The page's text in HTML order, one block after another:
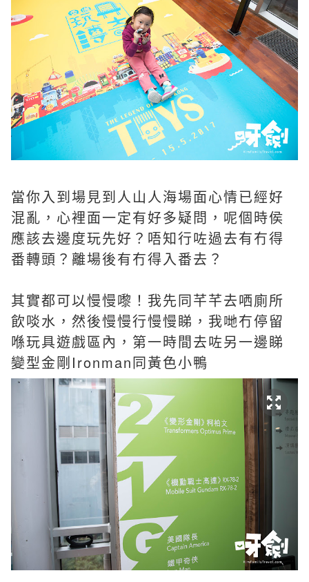
當你入到場見到人山人海場面心情已經好
混亂，心裡面一定有好多疑問，呢個時侯
應該去邊度玩先好？唔知行咗過去有冇得
番轉頭？離場後有冇得入番去？
其實都可以慢慢嚟！我先同芊芊去哂廁所
飲啖水，然後慢慢行慢慢睇，我哋冇停留
喺玩具遊戲區內，第一時間去咗另一邊睇
變型金剛Ironman同黃色小鴨